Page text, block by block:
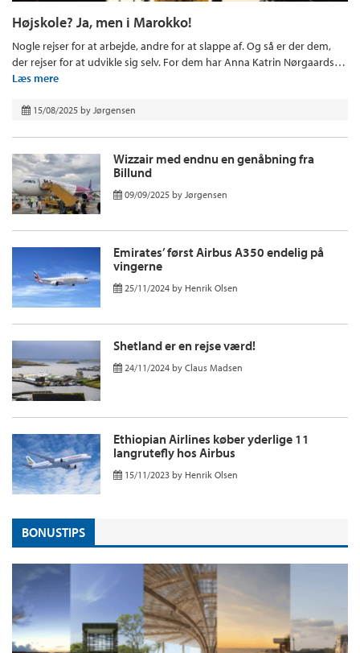
Højskole? Ja, men i Marokko!
Nogle rejser for at arbejde, andre for at slappe af. Og så er der dem,
der rejser for at udvikle sig selv. For dem har Anna Katrin Nørgaards…
Læs mere
15/08/2025 by Jørgensen
Wizzair med endnu en genåbning fra
Billund
09/09/2025 by Jørgensen
Emirates’ først Airbus A350 endelig på
vingerne
25/11/2024 by Henrik Olsen
Shetland er en rejse værd!
24/11/2024 by Claus Madsen
Ethiopian Airlines køber yderlige 11
langrutefly hos Airbus
15/11/2023 by Henrik Olsen
BONUSTIPS